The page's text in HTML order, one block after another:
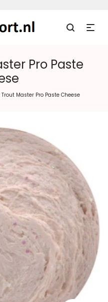
Pro Paste
Trout Master Pro Paste Cheese